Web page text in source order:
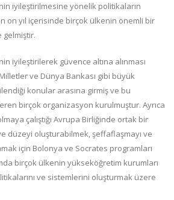
iyileştirilmesine yönelik politikaların
on yıl içerisinde birçok ülkenin önemli bir
gelmiştir.
iyileştirilerek güvence altına alınması
ve Dünya Bankası gibi büyük
konular arasına girmiş ve bu
birçok organizasyon kurulmuştur. Ayrıca
çalıştığı Avrupa Birliğinde ortak bir
düzeyi oluşturabilmek, şeffaflaşmayı ve
için Bolonya ve Socrates programları
birçok ülkenin yükseköğretim kurumları
ve sistemlerini oluşturmak üzere